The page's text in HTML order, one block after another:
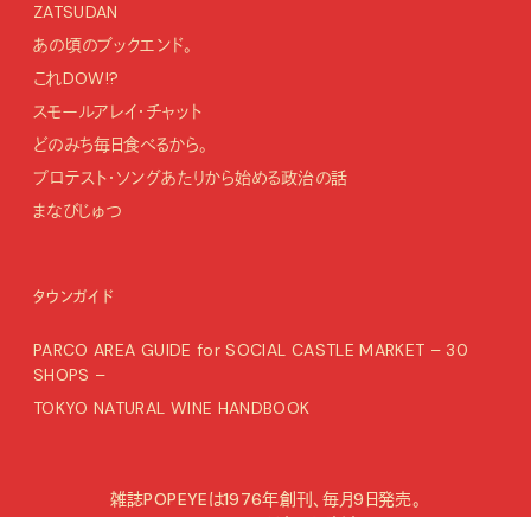
ZATSUDAN
あの頃のブックエンド。
これDOW!?
スモールアレイ・チャット
どのみち毎日食べるから。
プロテスト・ソングあたりから始める政治の話
まなびじゅつ
タウンガイド
PARCO AREA GUIDE for SOCIAL CASTLE MARKET – 30
SHOPS –
TOKYO NATURAL WINE HANDBOOK
雑誌POPEYEは1976年創刊、毎月9日発売。